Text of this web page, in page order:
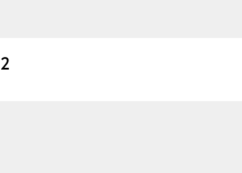
2